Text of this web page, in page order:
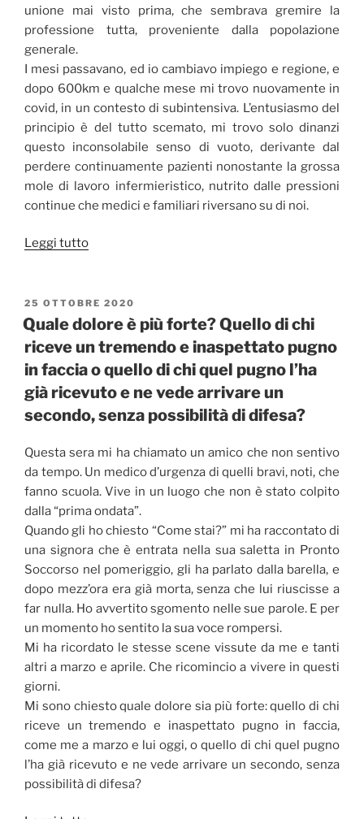
unione mai visto prima, che sembrava gremire la
professione tutta, proveniente dalla popolazione
generale.
I mesi passavano, ed io cambiavo impiego e regione, e
dopo 600km e qualche mese mi trovo nuovamente in
covid, in un contesto di subintensiva. L’entusiasmo del
principio è del tutto scemato, mi trovo solo dinanzi
questo inconsolabile senso di vuoto, derivante dal
perdere continuamente pazienti nonostante la grossa
mole di lavoro infermieristico, nutrito dalle pressioni
continue che medici e familiari riversano su di noi.
Leggi tutto“Sembra
secolo”
PUBBLICATO
IL
25 OTTOBRE 2020
Quale dolore è più forte? Quello di chi
riceve un tremendo e inaspettato pugno
in faccia o quello di chi quel pugno l’ha
già ricevuto e ne vede arrivare un
secondo, senza possibilità di difesa?
Questa sera mi ha chiamato un amico che non sentivo
da tempo. Un medico d’urgenza di quelli bravi, noti, che
fanno scuola. Vive in un luogo che non è stato colpito
dalla “prima ondata”.
Quando gli ho chiesto “Come stai?” mi ha raccontato di
una signora che è entrata nella sua saletta in Pronto
Soccorso nel pomeriggio, gli ha parlato dalla barella, e
dopo mezz’ora era già morta, senza che lui riuscisse a
far nulla. Ho avvertito sgomento nelle sue parole. E per
un momento ho sentito la sua voce rompersi.
Mi ha ricordato le stesse scene vissute da me e tanti
altri a marzo e aprile. Che ricomincio a vivere in questi
giorni.
Mi sono chiesto quale dolore sia più forte: quello di chi
riceve un tremendo e inaspettato pugno in faccia,
come me a marzo e lui oggi, o quello di chi quel pugno
l’ha già ricevuto e ne vede arrivare un secondo, senza
possibilità di difesa?